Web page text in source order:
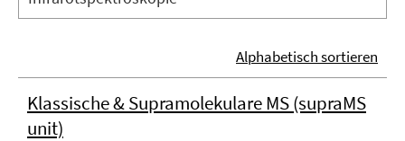
Alphabetisch sortieren
Klassische & Supramolekulare MS (supraMS
unit)